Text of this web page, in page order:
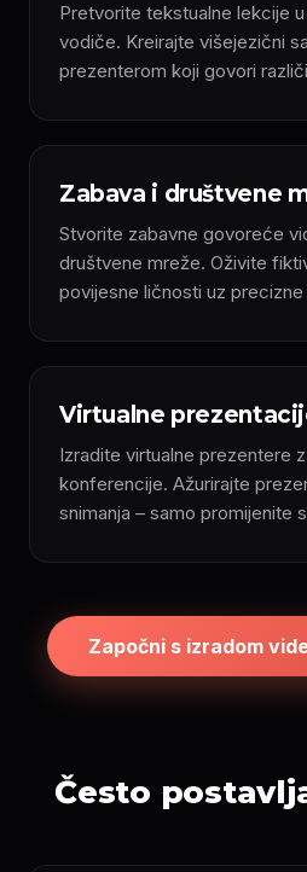
Pretvorite tekstualne lekcije
vodiče. Kreirajte višejezični
prezenterom koji govori
Zabava i društvene
Stvorite zabavne govoreće
društvene mreže. Oživite
povijesne ličnosti uz
Virtualne
Izradite virtualne prezentere
konferencije. Ažurirajte
snimanja – samo promijenite
Započni s izradom
Često